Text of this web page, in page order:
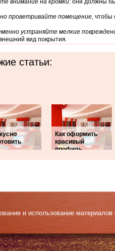
внимание на кромки: они должны
проветривайте помещение, чтобы
устраняйте мелкие
вид покрытия.
статьи:
Как оформить
красивый
профиль
и использование